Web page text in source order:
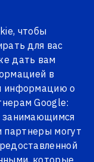
чтобы
для вас
дать вам
в
информацию о
Google:
занимающимся
партнеры могут
которые